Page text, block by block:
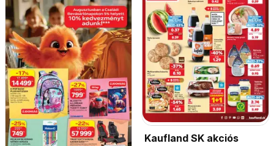
Kaufland SK akciós